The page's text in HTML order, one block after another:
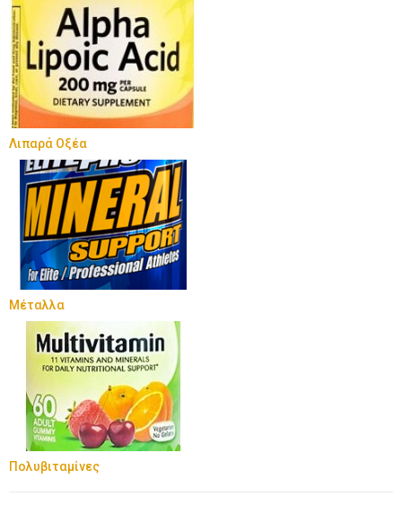
Λιπαρά Οξέα
Μέταλλα
Πολυβιταμίνες